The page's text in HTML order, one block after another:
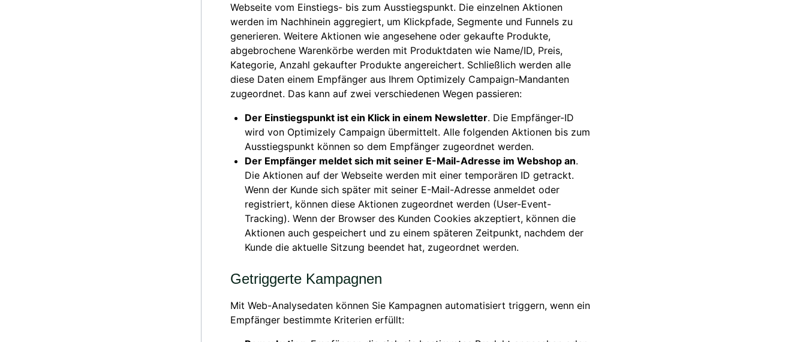
Webseite vom Einstiegs- bis zum Ausstiegspunkt. Die einzelnen Aktionen
werden im Nachhinein aggregiert, um Klickpfade, Segmente und Funnels zu
generieren. Weitere Aktionen wie angesehene oder gekaufte Produkte,
abgebrochene Warenkörbe werden mit Produktdaten wie Name/ID, Preis,
Kategorie, Anzahl gekaufter Produkte angereichert. Schließlich werden alle
diese Daten einem Empfänger aus Ihrem Optimizely Campaign-Mandanten
zugeordnet. Das kann auf zwei verschiedenen Wegen passieren:
Der Einstiegspunkt ist ein Klick in einem Newsletter. Die Empfänger-ID
wird von Optimizely Campaign übermittelt. Alle folgenden Aktionen bis zum
Ausstiegspunkt können so dem Empfänger zugeordnet werden.
Der Empfänger meldet sich mit seiner E-Mail-Adresse im Webshop an.
Die Aktionen auf der Webseite werden mit einer temporären ID getrackt.
Wenn der Kunde sich später mit seiner E-Mail-Adresse anmeldet oder
registriert, können diese Aktionen zugeordnet werden (User-Event-
Tracking). Wenn der Browser des Kunden Cookies akzeptiert, können die
Aktionen auch gespeichert und zu einem späteren Zeitpunkt, nachdem der
Kunde die aktuelle Sitzung beendet hat, zugeordnet werden.
Getriggerte Kampagnen
Mit Web-Analysedaten können Sie Kampagnen automatisiert triggern, wenn ein
Empfänger bestimmte Kriterien erfüllt: